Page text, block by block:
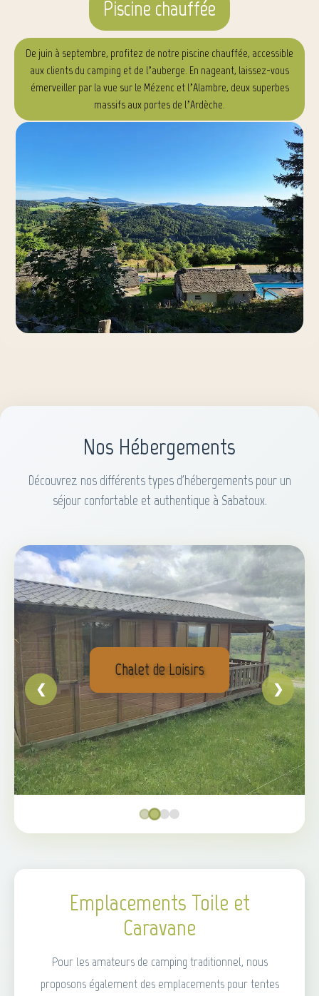
Piscine chauffée
De juin à septembre, profitez de notre piscine chauffée, accessible
aux clients du camping et de l’auberge. En nageant, laissez-vous
émerveiller par la vue sur le Mézenc et l’Alambre, deux superbes
massifs aux portes de l’Ardèche.
Nos Hébergements
Découvrez nos différents types d'hébergements pour un
séjour confortable et authentique à Sabatoux.
Chalet Premium
❮ ❯
Emplacements Toile et
Caravane
Pour les amateurs de camping traditionnel, nous
proposons également des emplacements pour tentes